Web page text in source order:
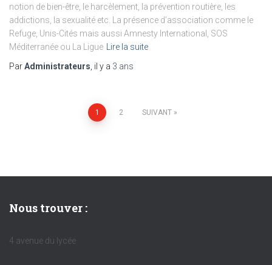
notion de bien-être, le harcèlement, la prévention routière, les
addictions, la sexualité etc. La présence d’association comme le
Refuge, Unis-Cités mais aussi Amnesty International, SOS
Méditerranée ou La Ligue Lire la suite
ParAdministrateurs , il y a 3 ans
Pagination 1 2 SUIVANT
Nous trouver :
4 avenue du lycée